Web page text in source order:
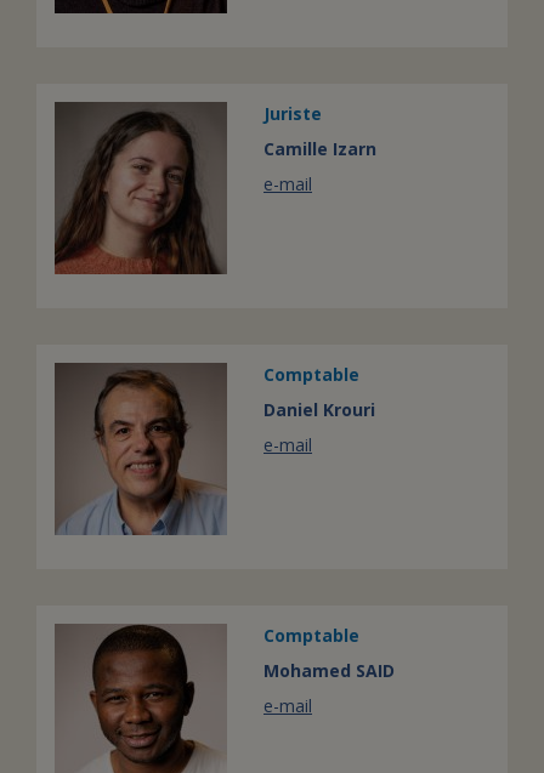
Juriste
Camille Izarn
e-mail
Comptable
Daniel Krouri
e-mail
Comptable
Mohamed SAID
e-mail